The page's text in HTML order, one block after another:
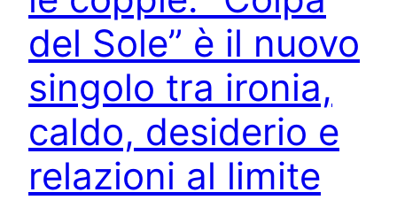
del Sole” è il nuovo
singolo tra ironia,
caldo, desiderio e
relazioni al limite